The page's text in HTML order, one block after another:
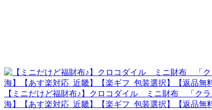
【ミニだけど福財布♪】クロコダイル ミニ財布 「クラ
海】【あす楽対応_近畿】【楽ギフ_包装選択】【返品無